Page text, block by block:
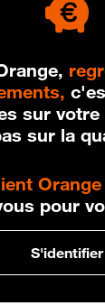
sur
sur la
pour
S'identifier